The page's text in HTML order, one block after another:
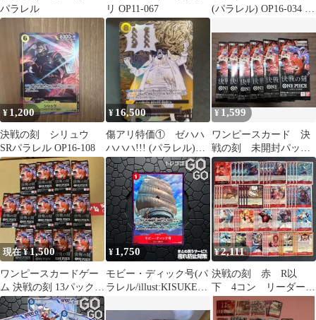
パラレル
リ OP11-067
(パラレル) OP16-034 決
¥ 1,200
決戦の刻 シリュウ
SRパラレル OP16-108
¥ 16,500
傷アリ特価① ゼハハ
ハハハ!!! (パラレル)
OP16-116
¥ 1,599
ワンピースカード 決
戦の刻 未開封パッ
ク 6パック onepiece
card
現在 ¥1,500
ワンピースカードゲー
ム 決戦の刻 13パックセ
ット
¥ 1,750
モビー・ディック号(パ
ラレル/illust:KISUKE)
プレー用 決戦の刻
¥2,111
決戦の刻 赤 R以
下 4コン リーダーカ
ード付き